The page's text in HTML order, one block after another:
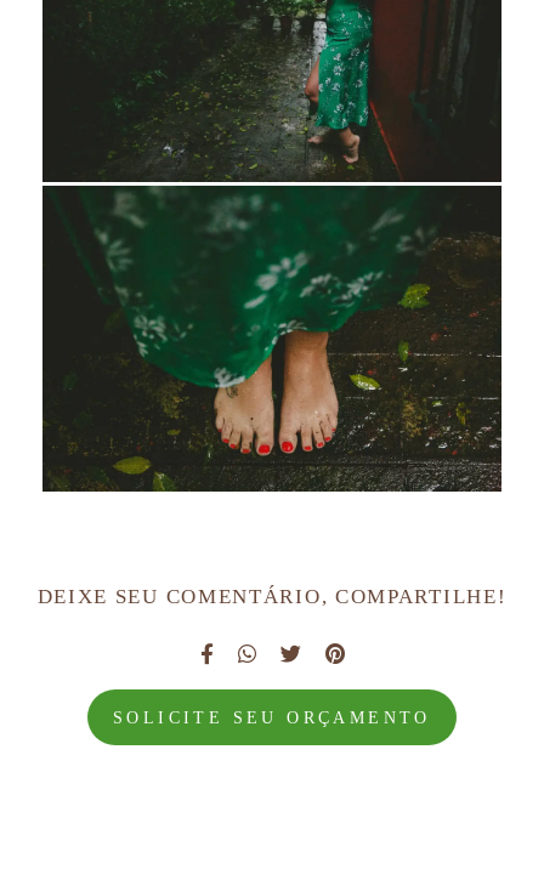
DEIXE SEU COMENTÁRIO, COMPARTILHE!
SOLICITE SEU ORÇAMENTO